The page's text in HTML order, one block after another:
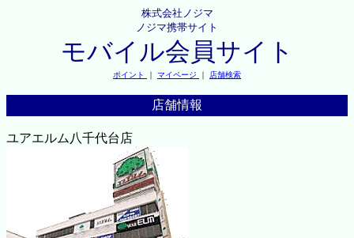
株式会社ノジマ
ノジマ携帯サイト
モバイル会員サイト
ポイント ｜ マイページ ｜ 店舗検索
店舗情報
ユアエルム八千代台店